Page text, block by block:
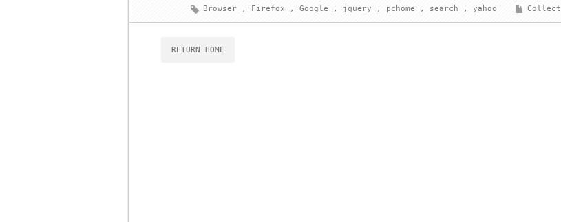
Collect
Browser , Firefox , Google , jquery , pchome , search , yahoo
RETURN HOME